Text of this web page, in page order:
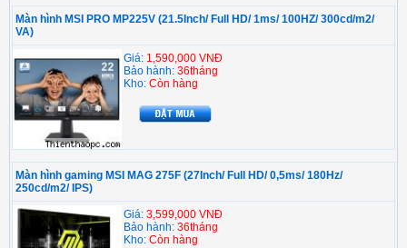
Màn hình MSI PRO MP225V (21.5Inch/ Full HD/ 1ms/ 100HZ/ 300cd/m2/
VA)
Giá: 1,590,000 VNĐ
Bảo hành: 36tháng
Kho: Còn hàng
Màn hình gaming MSI MAG 275F (27Inch/ Full HD/ 0,5ms/ 180Hz/
250cd/m2/ IPS)
Giá: 3,599,000 VNĐ
Bảo hành: 36tháng
Kho: Còn hàng